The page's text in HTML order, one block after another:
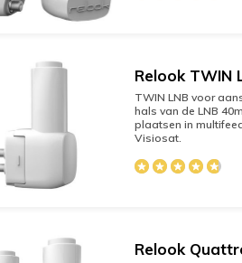
Relook TWIN
TWIN LNB voor
hals van de LNB
plaatsen in
Visiosat.
Relook